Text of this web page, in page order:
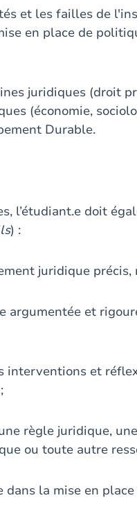
et les failles de
en place de
juridiques (droit
(économie,
Durable.
l’étudiant.e doit
) :
juridique
argumentée et
interventions et
règle juridique,
ou toute autre
dans la mise en